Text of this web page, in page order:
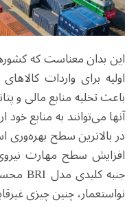
این بدان معناست که
اولیه برای واردات
باعث تخلیه منابع مالی و
آنها می‌توانند به منابع
در بالاترین سطح بهره‌وری
افزایش سطح مهارت
جنبه کلیدی مدل BRI
نواستعمار، چنین چیزی